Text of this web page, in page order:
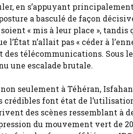
en s’appuyant
a basculé de façon
« mis à leur place », tandis
n’allait pas « céder à
télécommunications. Sous
une escalade brutale.
seulement à Téhéran,
font état de
des scènes ressemblant à
du mouvement vert de